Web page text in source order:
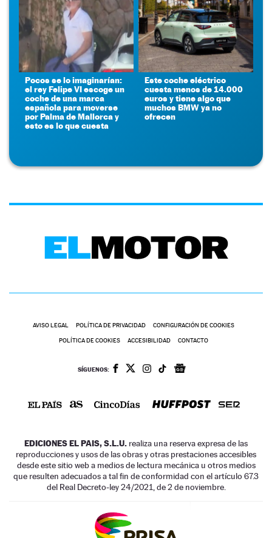
Pocos se lo imaginarían:
el rey Felipe VI escoge un
coche de una marca
española para moverse
por Palma de Mallorca y
esto es lo que cuesta
Este coche eléctrico
cuesta menos de 14.000
euros y tiene algo que
muchos BMW ya no
ofrecen
AVISO LEGAL POLÍTICA DE PRIVACIDAD CONFIGURACIÓN DE COOKIES
POLÍTICA DE COOKIES ACCESIBILIDAD CONTACTO
SÍGUENOS:
EDICIONES EL PAIS, S.L.U. realiza una reserva expresa de las
reproducciones y usos de las obras y otras prestaciones accesibles
desde este sitio web a medios de lectura mecánica u otros medios
que resulten adecuados a tal fin de conformidad con el artículo 67.3
del Real Decreto-ley 24/2021, de 2 de noviembre.